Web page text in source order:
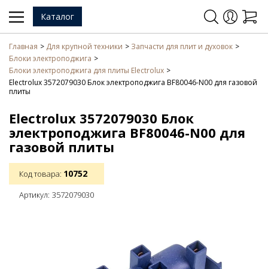
Каталог
Главная Для крупной техники
Запчасти для плит и духовок
Блоки электроподжига
Блоки электроподжига для плиты Electrolux
Electrolux 3572079030 Блок электроподжига BF80046-N00 для газовой
плиты
Electrolux 3572079030 Блок
электроподжига BF80046-N00 для
газовой плиты
Код товара: 10752
Артикул: 3572079030